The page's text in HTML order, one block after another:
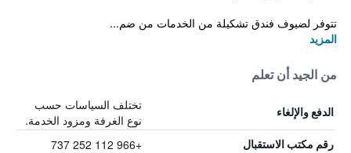
تتوفر لضيوف فندق تشكيلة من الخدمات من ضم...
المزيد
من الجيد أن تعلم
الدفع والإلغاء
تختلف السياسات حسب
نوع الغرفة ومزود الخدمة.
رقم مكتب الاستقبال +966 112 252 737